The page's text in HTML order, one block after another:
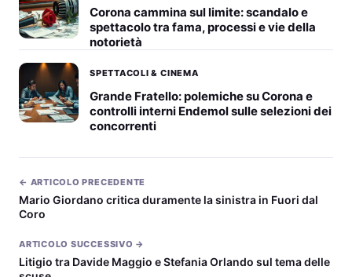
Corona cammina sul limite: scandalo e
spettacolo tra fama, processi e vie della
notorietà
SPETTACOLI & CINEMA
Grande Fratello: polemiche su Corona e
controlli interni Endemol sulle selezioni dei
concorrenti
← ARTICOLO PRECEDENTE
Mario Giordano critica duramente la sinistra in Fuori dal
Coro
ARTICOLO SUCCESSIVO →
Litigio tra Davide Maggio e Stefania Orlando sul tema delle